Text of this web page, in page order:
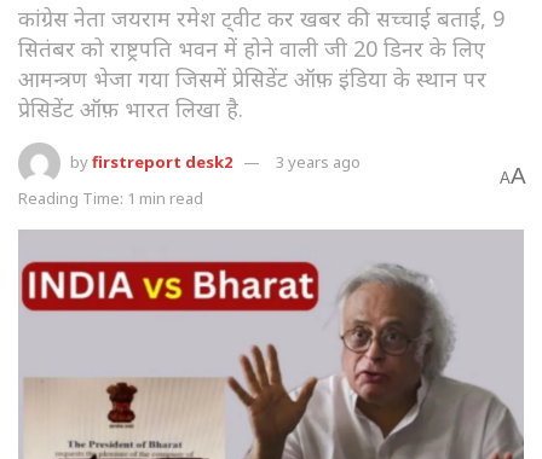
कांग्रेस नेता जयराम रमेश ट्वीट कर खबर की सच्चाई बताई, 9
सितंबर को राष्ट्रपति भवन में होने वाली जी 20 डिनर के लिए
आमन्त्रण भेजा गया जिसमें प्रेसिडेंट ऑफ़ इंडिया के स्थान पर
प्रेसिडेंट ऑफ़ भारत लिखा है.
byfirstreport desk2
3 years ago
Reading Time: 1 min read
AA